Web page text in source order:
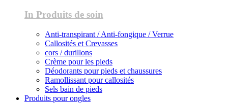
In Produits de soin
Anti-transpirant / Anti-fongique / Verrue
Callosités et Crevasses
cors / durillons
Crème pour les pieds
Déodorants pour pieds et chaussures
Ramollissant pour callosités
Sels bain de pieds
Produits pour ongles